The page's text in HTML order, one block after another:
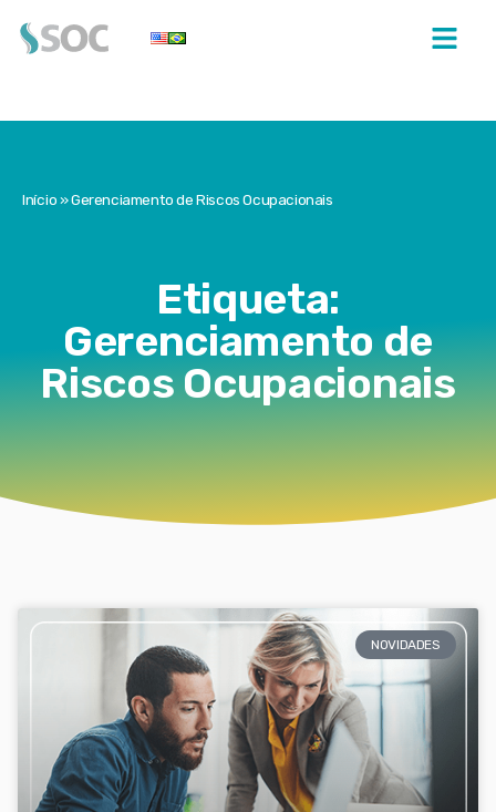
Início»Gerenciamento de Riscos Ocupacionais
Etiqueta:
Gerenciamento de
Riscos Ocupacionais
NOVIDADES